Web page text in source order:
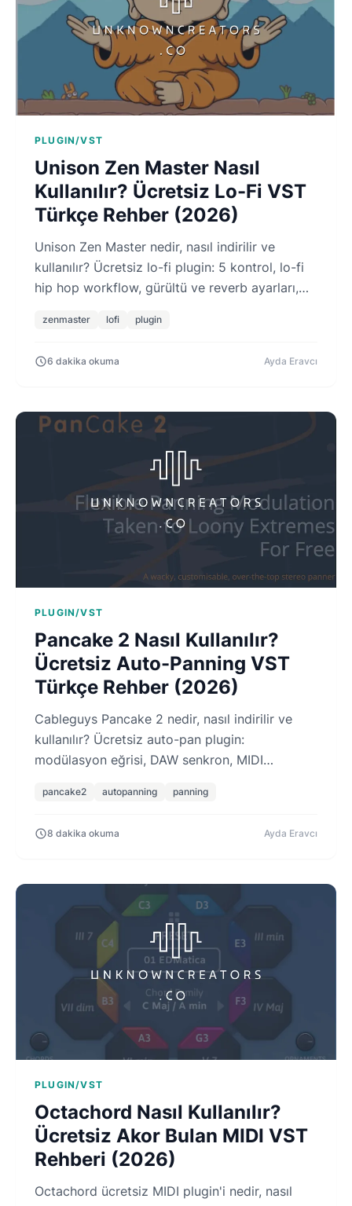
PLUGIN/VST
Unison Zen Master Nasıl
Kullanılır? Ücretsiz Lo-Fi VST
Türkçe Rehber (2026)
Unison Zen Master nedir, nasıl indirilir ve
kullanılır? Ücretsiz lo-fi plugin: 5 kontrol, lo-fi
hip hop workflow, gürültü ve reverb ayarları,
zenmaster lofi plugin
6 dakika okuma Ayda Eravcı
PLUGIN/VST
Pancake 2 Nasıl Kullanılır?
Ücretsiz Auto-Panning VST
Türkçe Rehber (2026)
Cableguys Pancake 2 nedir, nasıl indirilir ve
kullanılır? Ücretsiz auto-pan plugin:
modülasyon eğrisi, DAW senkron, MIDI
pancake2 autopanning panning
8 dakika okuma Ayda Eravcı
PLUGIN/VST
Octachord Nasıl Kullanılır?
Ücretsiz Akor Bulan MIDI VST
Rehberi (2026)
Octachord ücretsiz MIDI plugin'i nedir, nasıl